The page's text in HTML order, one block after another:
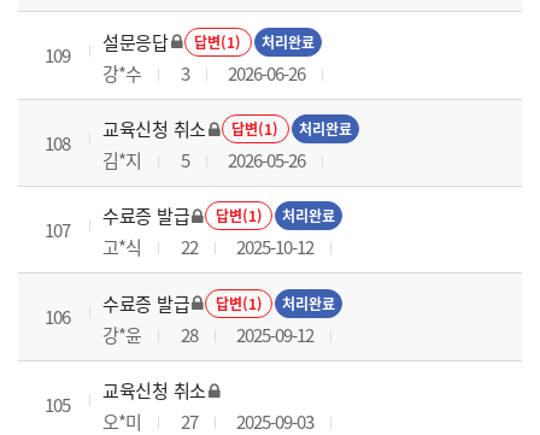
109
설문응답 답변(1) 처리완료
강*수 3 2026-06-26
108
교육신청 취소 답변(1) 처리완료
김*지 5 2026-05-26
107
수료증 발급 답변(1) 처리완료
고*식 22 2025-10-12
106
수료증 발급 답변(1) 처리완료
강*윤 28 2025-09-12
105
교육신청 취소
오*미
27 2025-09-03